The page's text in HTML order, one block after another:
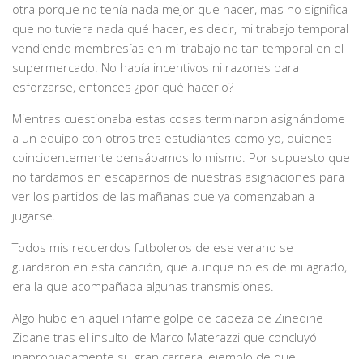
otra porque no tenía nada mejor que hacer, mas no significa
que no tuviera nada qué hacer, es decir, mi trabajo temporal
vendiendo membresías en mi trabajo no tan temporal en el
supermercado. No había incentivos ni razones para
esforzarse, entonces ¿por qué hacerlo?
Mientras cuestionaba estas cosas terminaron asignándome
a un equipo con otros tres estudiantes como yo, quienes
coincidentemente pensábamos lo mismo. Por supuesto que
no tardamos en escaparnos de nuestras asignaciones para
ver los partidos de las mañanas que ya comenzaban a
jugarse.
Todos mis recuerdos futboleros de ese verano se
guardaron en esta canción, que aunque no es de mi agrado,
era la que acompañaba algunas transmisiones.
Algo hubo en aquel infame golpe de cabeza de Zinedine
Zidane tras el insulto de Marco Materazzi que concluyó